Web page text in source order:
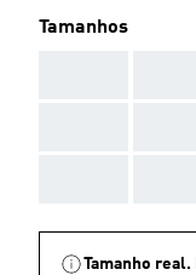
Tamanhos
Tamanho real.